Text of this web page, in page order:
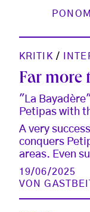
KRITIK /
Far more
"La
Petipas with
A very
conquers
areas. Even
19/06/2025
VON